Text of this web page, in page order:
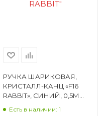
РУЧКА ШАРИКОВАЯ,
КРИСТАЛЛ-КАНЦ «F16
RABBIT», СИНИЙ, 0,5ММ,
Есть в наличии: 1